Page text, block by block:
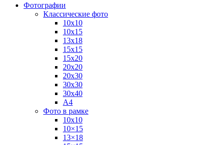
Фотографии
Классические фото
10х10
10х15
13х18
15х15
15х20
20х20
20х30
30х30
30х40
А4
Фото в рамке
10х10
10×15
13×18